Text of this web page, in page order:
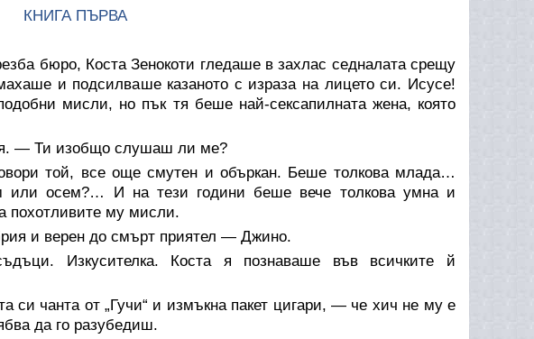
КНИГА ПЪРВА
бюро, Коста Зенокоти гледаше в захлас седналата срещу
и подсилваше казаното с израза на лицето си. Исусе!
мисли, но пък тя беше най-сексапилната жена, която
— Ти изобщо слушаш ли ме?
той, все още смутен и объркан. Беше толкова млада…
или осем?… И на тези години беше вече толкова умна и
похотливите му мисли.
и верен до смърт приятел — Джино.
Изкусителка. Коста я познаваше във всичките й
си чанта от „Гучи“ и измъкна пакет цигари, — че хич не му е
да го разубедиш.